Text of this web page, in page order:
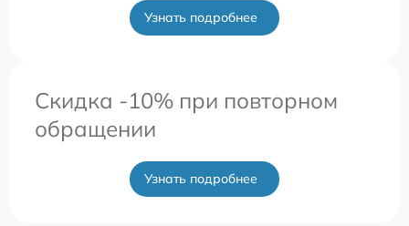
Узнать подробнее
Скидка -10% при повторном
обращении
Узнать подробнее